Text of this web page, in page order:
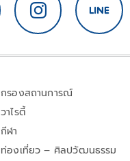
กรองสถานการณ์
วาไรตี้
กีฬา
ท่องเที่ยว – ศิลปวัฒนธรรม